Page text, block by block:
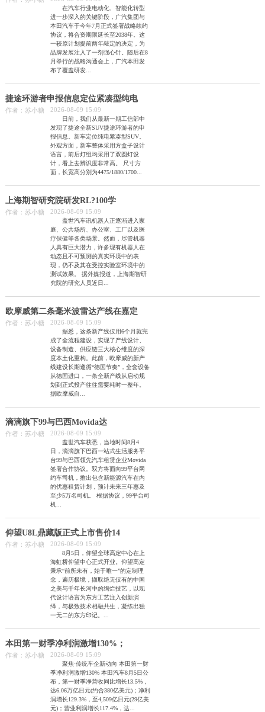
在汽车行业电动化、智能化转型
进一步深入的关键阶段，广汽集团与
本田汽车于今年7月正式签署战略续约
协议，将合资期限延长至2038年。这
一较原计划提前两年敲定的决定，为
品牌发展注入了一剂强心针。随后在8
月举行的战略沟通会上，广汽本田发
布了覆盖研发...
捷途环游者申报信息定位紧凑型纯电
作者：苏小糖 2026-08-09 15:09
日前，我们从最新一期工信部中
发现了捷途全新SUV捷途环游者的申
报信息。新车定位纯电紧凑型SUV。
外观方面，新车整体采用方盒子设计
语言，前后灯组均采用了双圆灯设
计，看上去辨识度非常高。 尺寸方
面，长宽高分别为4475/1880/1700...
上海期智研究院研发RL?100学
作者：苏小糖 2026-08-09 15:09
盖世汽车讯机器人正逐渐进入家
庭、公共场所、办公室、工厂以及医
疗保健等各类场景。然而，尽管机器
人具有巨大潜力，许多现有机器人在
动态且不可预测的真实环境中的表
现，仍不及其在受控实验室环境中的
测试效果。 据外媒报道，上海期智研
究院的研究人员近日...
欧摩威第二条毫米波雷达产线在嘉定
作者：苏小糖 2026-08-09 15:09
据悉，这条新产线仅用6个月就完
成了全流程建设，实现了产线设计、
设备制造、供应链三大核心维度的深
度本土化重构。此前，欧摩威的新产
线建设长期遵循“德国节奏”，全套设备
从德国进口，一条全新产线从启动规
划到正式投产往往需要耗时一整年。
据欧摩威自...
滴滴旗下99与巴西Movida达
作者：苏小糖 2026-08-09 15:09
盖世汽车获悉，当地时间8月4
日，滴滴旗下巴西一站式生活服务平
台99与巴西领先汽车租赁企业Movida
签署合作协议。双方将面向99平台网
约车司机，推出包含新能源汽车在内
的优惠租赁计划，预计未来三年惠及
至少5万名司机。 根据协议，99平台司
机...
仰望U8L鼎藏版正式上市售价14
作者：苏小糖 2026-08-09 15:09
8月5日，仰望全球高定中心在上
海虹桥仰望中心正式开业。仰望高定
秉承“前所未有，始于唯一”的定制理
念，遍历极境，撷取绝无仅有的中国
之美与千年长河中的绚烂技艺，以现
代设计语言为东方工艺注入创新演
绎，与极致技术相融共生，凝练出独
一无二的东方印记。...
本田第一财季净利润激增130%；
作者：苏小糖 2026-08-09 15:09
聚焦·传统车企新动向 本田第一财
季净利润激增130% 本田汽车8月5日公
布，第一财季净营收同比增长13.5%，
达6.06万亿日元(约合380亿美元)；净利
润增长129.3%，至4,509亿日元(29亿美
元)；营业利润增长117.4%，达...